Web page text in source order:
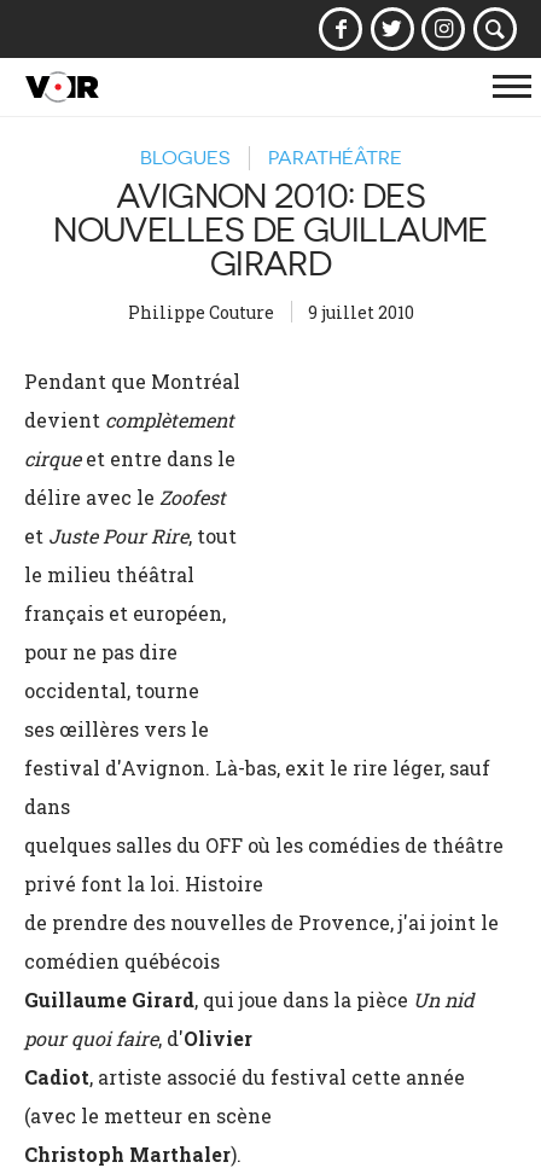
BLOGUES PARATHÉÂTRE
AVIGNON 2010: DES
NOUVELLES DE GUILLAUME
GIRARD
Philippe Couture 9 juillet 2010
Pendant que Montréal
devient complètement
cirqueet entre dans le
délire avec le Zoofest
et Juste Pour Rire, tout
le milieu théâtral
français et européen,
pour ne pas dire
occidental, tourne
ses œillères vers le
festival d'Avignon. Là-bas, exit le rire léger, sauf
dans
quelques salles du OFF où les comédies de théâtre
privé font la loi. Histoire
de prendre des nouvelles de Provence, j'ai joint le
comédien québécois
Guillaume Girard, qui joue dans la pièce Un nid
pour quoi faire, d'Olivier
Cadiot, artiste associé du festival cette année
(avec le metteur en scène
Christoph Marthaler).